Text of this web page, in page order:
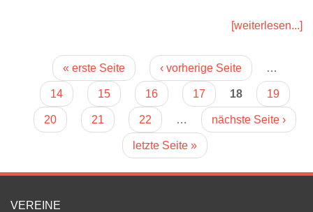
[weiterlesen...]
Seiten « erste Seite ‹ vorherige Seite …
14 15 16 17 18 19
20 21 22 … nächste Seite ›
letzte Seite »
VEREINE